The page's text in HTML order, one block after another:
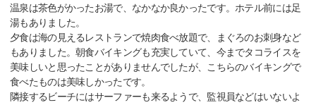
温泉は茶色がかったお湯で、なかなか良かったです。ホテル前には足
湯もありました。
夕食は海の見えるレストランで焼肉食べ放題で、まぐろのお刺身など
もありました。朝食バイキングも充実していて、今までタコライスを
美味しいと思ったことがありませんでしたが、こちらのバイキングで
食べたものは美味しかったです。
隣接するビーチにはサーファーも来るようで、監視員などはいないよ